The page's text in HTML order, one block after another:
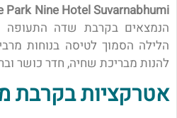
Park Nine Hotel Suvarnabhumi
הנמצאים בקרבת שדה התעופה
הלילה הסמוך לטיסה בנוחות
להנות מבריכת שחיה, חדר כושר
אטרקציות בקרבת